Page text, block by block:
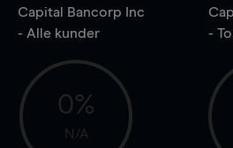
Capital Bancorp Inc
- Alle kunder
0%
N/A
-